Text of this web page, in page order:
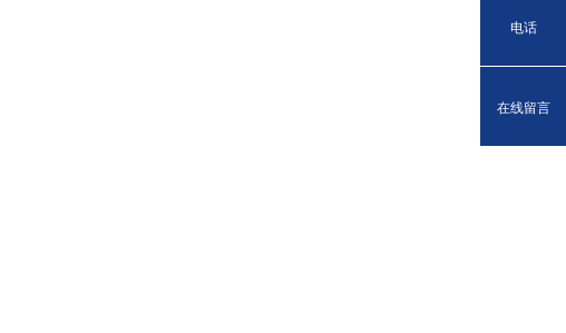
电话
在线留言